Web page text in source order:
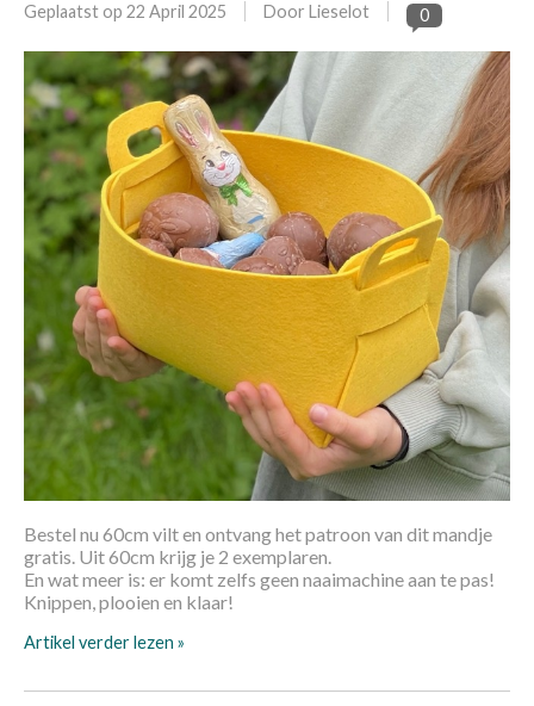
Geplaatst op 22 April 2025 Door Lieselot 0
Bestel nu 60cm vilt en ontvang het patroon van dit mandje
gratis. Uit 60cm krijg je 2 exemplaren.
En wat meer is: er komt zelfs geen naaimachine aan te pas!
Knippen, plooien en klaar!
Artikel verder lezen »